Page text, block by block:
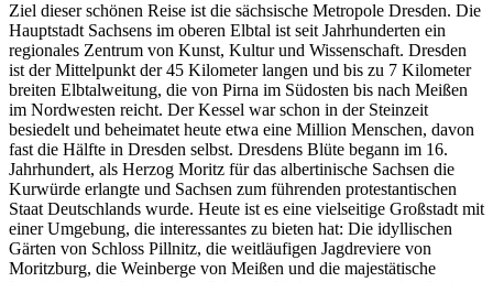
Ziel dieser schönen Reise ist die sächsische Metropole Dresden. Die
Hauptstadt Sachsens im oberen Elbtal ist seit Jahrhunderten ein
regionales Zentrum von Kunst, Kultur und Wissenschaft. Dresden
ist der Mittelpunkt der 45 Kilometer langen und bis zu 7 Kilometer
breiten Elbtalweitung, die von Pirna im Südosten bis nach Meißen
im Nordwesten reicht. Der Kessel war schon in der Steinzeit
besiedelt und beheimatet heute etwa eine Million Menschen, davon
fast die Hälfte in Dresden selbst. Dresdens Blüte begann im 16.
Jahrhundert, als Herzog Moritz für das albertinische Sachsen die
Kurwürde erlangte und Sachsen zum führenden protestantischen
Staat Deutschlands wurde. Heute ist es eine vielseitige Großstadt mit
einer Umgebung, die interessantes zu bieten hat: Die idyllischen
Gärten von Schloss Pillnitz, die weitläufigen Jagdreviere von
Moritzburg, die Weinberge von Meißen und die majestätische